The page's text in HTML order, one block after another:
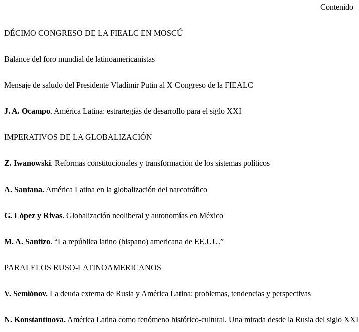
Contenido
DÉCIMO CONGRESO DE LA FIEALC EN MOSCÚ
Balance del foro mundial de latinoamericanistas
Mensaje de saludo del Presidente Vladímir Putin al X Congreso de la FIEALC
J. A. Ocampo. América Latina: estrartegias de desarrollo para el siglo XXI
IMPERATIVOS DE LA GLOBALIZACIÓN
Z. Iwanowski. Reformas constitucionales y transformación de los sistemas políticos
A. Santana. América Latina en la globalización del narcotráfico
G. López y Rivas. Globalización neoliberal y autonomías en México
M. A. Santizo. “La república latino (hispano) americana de EE.UU.”
PARALELOS RUSO-LATINOAMERICANOS
V. Semiónov. La deuda externa de Rusia y América Latina: problemas, tendencias y perspectivas
N. Konstantínova. América Latina como fenómeno histórico-cultural. Una mirada desde la Rusia del siglo XXI